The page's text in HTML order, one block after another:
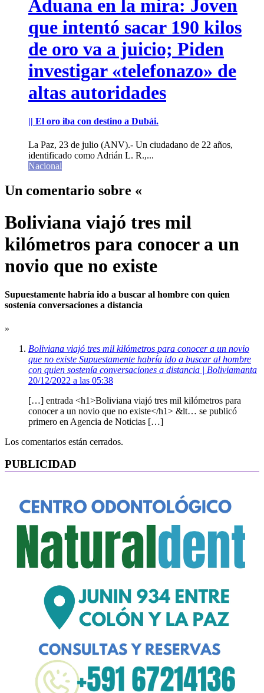
Aduana en la mira: Joven
que intentó sacar 190 kilos
de oro va a juicio; Piden
investigar «telefonazo» de
altas autoridades
|| El oro iba con destino a Dubái.
La Paz, 23 de julio (ANV).- Un ciudadano de 22 años,
identificado como Adrián L. R.,...
Nacional
Un comentario sobre «
Boliviana viajó tres mil
kilómetros para conocer a un
novio que no existe
Supuestamente habría ido a buscar al hombre con quien
sostenía conversaciones a distancia
»
Boliviana viajó tres mil kilómetros para conocer a un novio
que no existe Supuestamente habría ido a buscar al hombre
con quien sostenía conversaciones a distancia | Boliviamanta
20/12/2022 a las 05:38
[…] entrada <h1>Boliviana viajó tres mil kilómetros para
conocer a un novio que no existe</h1> &lt… se publicó
primero en Agencia de Noticias […]
Los comentarios están cerrados.
PUBLICIDAD